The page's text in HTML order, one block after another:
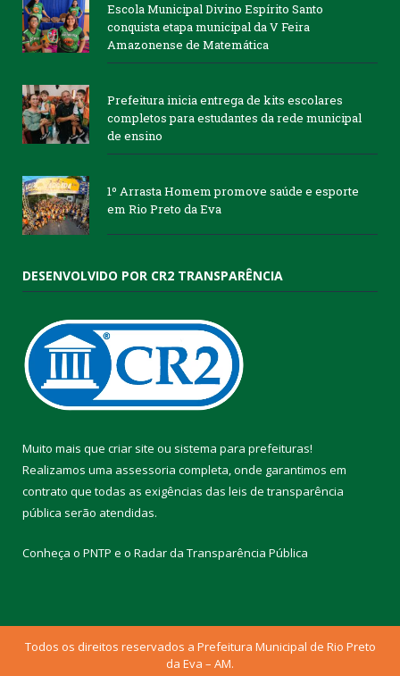
Escola Municipal Divino Espírito Santo
conquista etapa municipal da V Feira
Amazonense de Matemática
Prefeitura inicia entrega de kits escolares
completos para estudantes da rede municipal
de ensino
1º Arrasta Homem promove saúde e esporte
em Rio Preto da Eva
DESENVOLVIDO POR CR2 TRANSPARÊNCIA
Muito mais que criar site ou sistema para prefeituras!
Realizamos uma assessoria completa, onde garantimos em
contrato que todas as exigências das leis de transparência
pública serão atendidas.
Conheça o PNTP e o Radar da Transparência Pública
Todos os direitos reservados a Prefeitura Municipal de Rio Preto
da Eva – AM.